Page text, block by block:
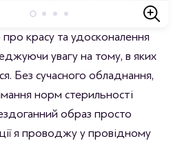
Відгуки
відгук.
красу та удосконалення
увагу на тому, в яких
Без сучасного обладнання,
норм стерильності
образ просто
я проводжу у провідному